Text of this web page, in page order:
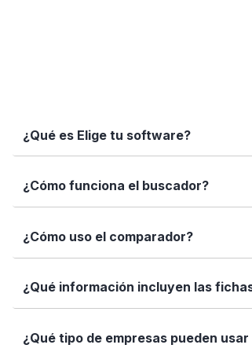
¿Qué es Elige tu software?
Elige tu software es una plataforma
informadas con datos reales, fichas
¿Cómo funciona el buscador?
Simplemente escribe el nombre del
encajan con tus necesidades.
¿Cómo uso el comparador?
Marca los softwares que te interesan
Así puedes ver de forma rápida cuál se
¿Qué información incluyen las
Cada ficha incluye una descripción
valoraciones de usuarios. Queremos
¿Qué tipo de empresas pueden